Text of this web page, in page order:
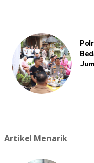
Artikel Menarik